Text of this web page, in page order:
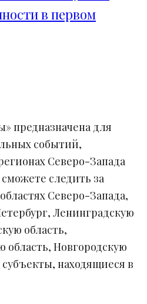
в первом
предназначена для
событий,
Северо-Запада
следить за
Северо-Запада,
Ленинградскую
область,
область, Новгородскую
субъекты, находящиеся в